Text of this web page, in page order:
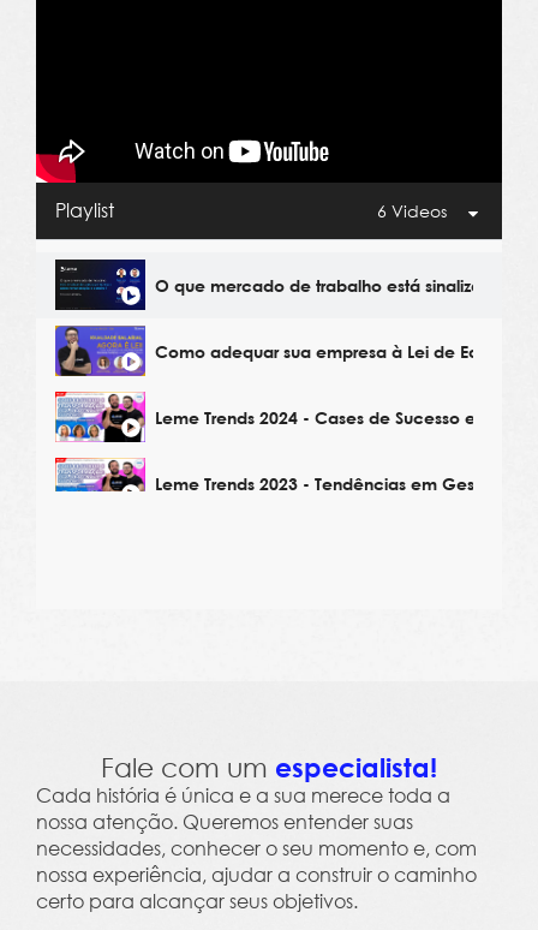
Playlist 6 Videos
O que mercado de trabalho está sinalizando
Como adequar sua empresa à Lei de
Leme Trends 2024 - Cases de Sucesso em
Leme Trends 2023 - Tendências em Gestão de
Fale com um especialista!
Cada história é única e a sua merece toda a
nossa atenção. Queremos entender suas
necessidades, conhecer o seu momento e, com
nossa experiência, ajudar a construir o caminho
certo para alcançar seus objetivos.